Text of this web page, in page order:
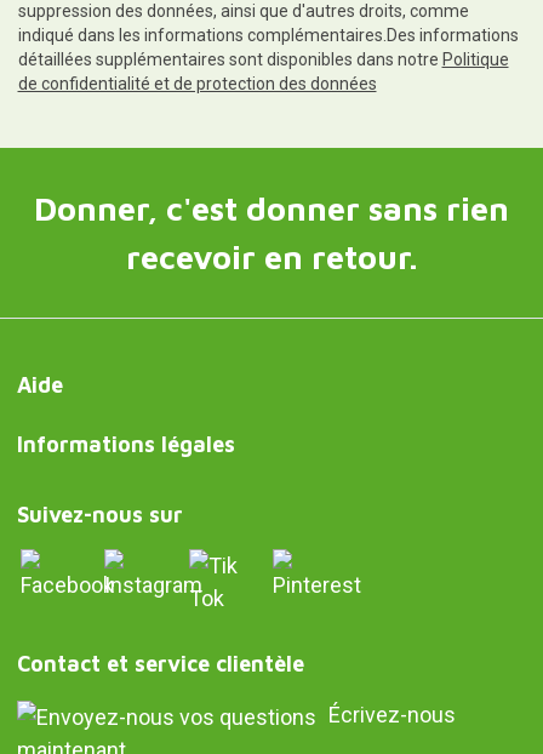
suppression des données, ainsi que d'autres droits, comme
indiqué dans les informations complémentaires.Des informations
détaillées supplémentaires sont disponibles dans notre Politique
de confidentialité et de protection des données
Donner, c'est donner sans rien
recevoir en retour.
Aide
Informations légales
Suivez-nous sur
Contact et service clientèle
Écrivez-nous